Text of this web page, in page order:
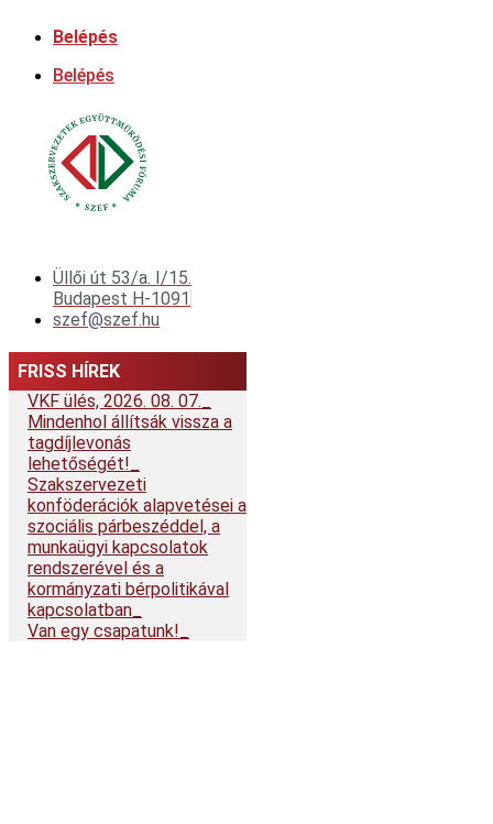
Belépés
Belépés
Üllői út 53/a. I/15.
Budapest H-1091
szef@szef.hu
FRISS HÍREK
VKF ülés, 2026. 08. 07.
Mindenhol állítsák vissza a
tagdíjlevonás
lehetőségét!
Szakszervezeti
konföderációk alapvetései a
szociális párbeszéddel, a
munkaügyi kapcsolatok
rendszerével és a
kormányzati bérpolitikával
kapcsolatban
Van egy csapatunk!